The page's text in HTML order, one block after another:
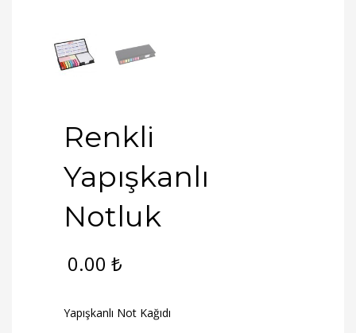
Renkli
Yapışkanlı
Notluk
0.00 ₺
Yapışkanlı Not Kağıdı